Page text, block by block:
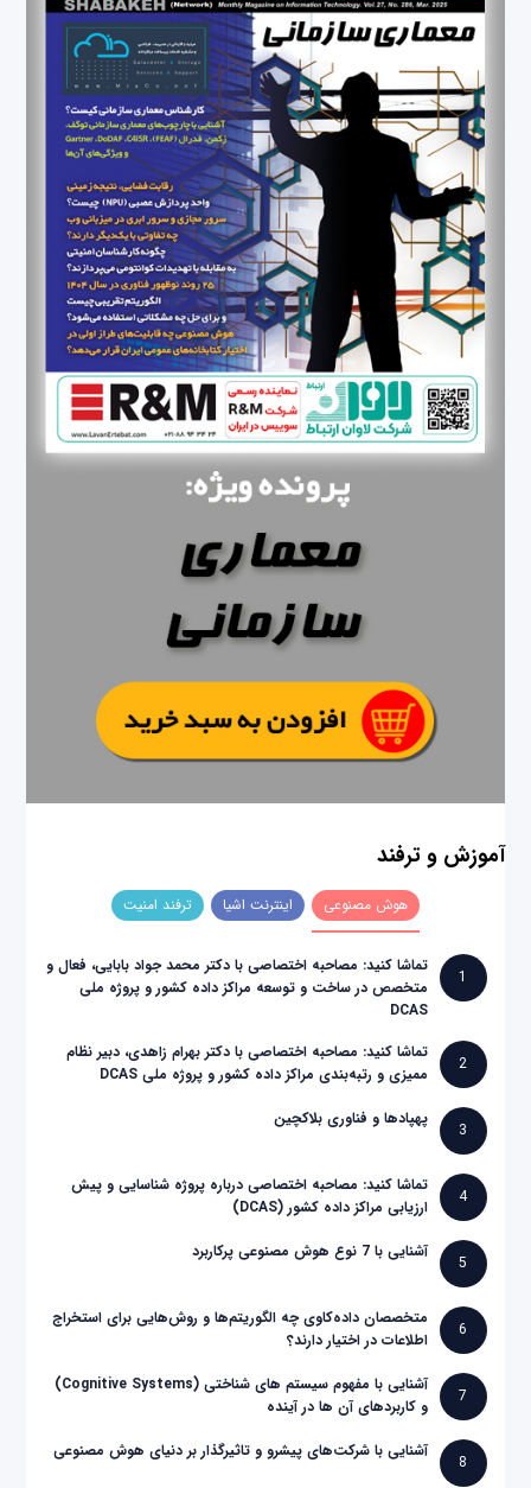
آموزش و ترفند
هوش مصنوعی اینترنت اشیا ترفند امنیت
1
تماشا کنید: مصاحبه اختصاصی با دکتر محمد جواد بابایی، فعال و
متخصص در ساخت و توسعه مراکز داده کشور و پروژه ملی
DCAS
2
تماشا کنید: مصاحبه اختصاصی با دکتر بهرام زاهدی، دبیر نظام
ممیزی و رتبه‌بندی مراکز داده کشور و پروژه ملی DCAS
3
پهپادها و فناوری بلاکچین
4
تماشا کنید: مصاحبه اختصاصی درباره پروژه شناسایی و پیش
ارزیابی مراکز داده کشور (DCAS)
5
آشنایی با 7 نوع هوش مصنوعی پرکاربرد
6
متخصصان داده‌کاوی چه الگوریتم‌ها و روش‌هایی برای استخراج
اطلاعات در اختیار دارند؟
7
آشنایی با مفهوم سیستم های شناختی (Cognitive Systems)
و کاربردهای آن ها در آینده
8
آشنایی با شرکت‌های پیشرو و تاثیرگذار بر دنیای هوش مصنوعی